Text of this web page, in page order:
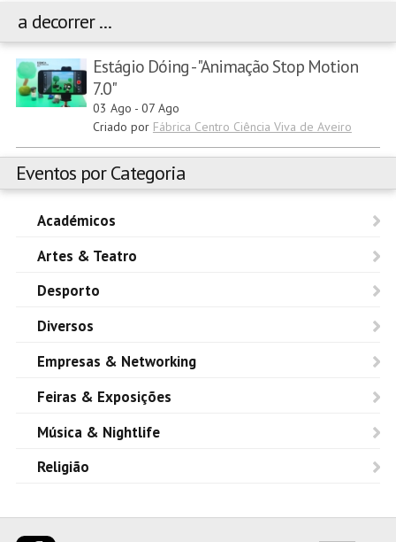
a decorrer ...
Estágio Dóing - "Animação Stop Motion
7.0"
03 Ago - 07 Ago
Criado por Fábrica Centro Ciência Viva de Aveiro
Eventos por Categoria
Académicos
Artes & Teatro
Desporto
Diversos
Empresas & Networking
Feiras & Exposições
Música & Nightlife
Religião